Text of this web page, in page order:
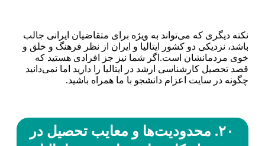
نکته دیگری که می‌تواند به ویژه برای متقاضیان ایرانی جالب
باشد، نزدیکی دو کشور ایتالیا و ایران از نظر فرهنگ و خلق و
خوی مردمانشان است.اگر شما نیز جز افرادی هستید که
قصد تحصیل کارشناسی ارشد در ایتالیا را دارید اما نمی‌دانید
چگونه در سایت اعزام دانشجو با ما همراه باشید.
۲۰. محدودیت‌ها و معایب تحصیل در